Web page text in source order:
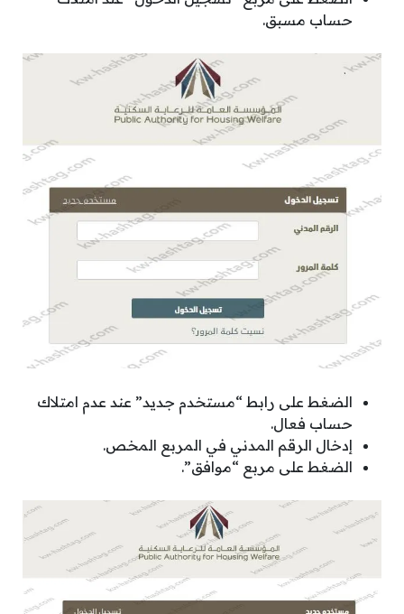
حساب مسبق.
الضغط على رابط “مستخدم جديد” عند عدم امتلاك
حساب فعال.
إدخال الرقم المدني في المربع المخص.
الضغط على مربع “موافق”.